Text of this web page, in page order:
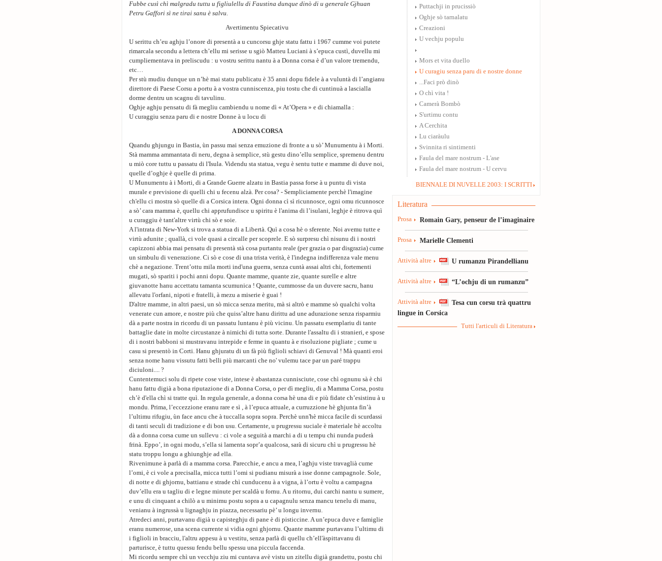
Fubbe cusì chì malgradu tuttu u figliulellu di Faustina dunque dinò di u generale Gjhuan
Petru Gaffori sì ne tirai sanu è salvu.
Avertimentu Spiecativu
U serittu ch’eu aghju l’onore di presentà a u cuncorsu ghje statu fattu i 1967 cumme voi putete
rimarcala secondu a lettera ch’ellu mi serisse u sgiò Matteu Luciani à s’epuca custì, duvellu mi
cumpliementava in preliscudu : u vostru serittu nantu à a Donna corsa è d’un valore tremendu,
etc…
Per stù mudiu dunque un n’hè mai statu publicatu è 35 anni dopu fidele à a vuluntà di l’angianu
direttore di Paese Corsu a portu à a vostra cunniscenza, piu tostu che di cuntinuà a lascialla
dorme dentru un scagnu di tavulinu.
Oghje aghju pensatu di fà megliu cambiendu u nome dì « At’Opera » e di chiamalla :
U curaggiu senza paru di e nostre Donne à u locu di
A DONNA CORSA
Quandu ghjungu in Bastia, ùn passu mai senza emuzione di fronte a u sò’ Munumentu à i Morti.
Stà mamma ammantata di neru, degna à semplice, stù gestu dino’ellu semplice, spremenu dentru
u miò core tuttu u passatu di l'Isula. Videndu sta statua, vegu è sentu tutte e mamme di duve noi,
quelle d’oghje è quelle di prima.
U Munumentu à i Morti, di a Grande Guerre alzatu in Bastia passa forse à u puntu di vista
murale e previsione di quelli chi u fecenu alzà. Per cosa? - Sempliciamente perchè l'imagine
ch'ellu ci mostra sò quelle di a Corsica intera. Ogni donna cì sì ricunnosce, ogni omu ricunnosce
a sò’ cara mamma è, quellu chi apprufundisce u spiritu è l'anima di l’isulani, leghje è ritrova quì
u curaggiu è tant'altre virtù chi sò e soie.
A l'intrata di New-York si trova a statua di a Libertà. Quì a cosa hè o sferente. Noi avemu tutte e
virtù adunite ; quallà, ci vole quasi a circalle per scoprele. E sò surpresu chì nisunu di i nostri
capizzoni abbia mai pensatu di presentà stà cosa purtantu reale (per grazia o par disgrazia) cume
un simbulu di venerazione. Ci sò e cose di una trista verità, è l'indegna indifferenza vale menu
chè a negazione. Trent’ottu mila morti ind'una guerra, senza cuntà assai altri chi, fortementi
mugati, sò spariti i pochi anni dopu. Quante mamme, quante zie, quante surelle e altre
giuvanotte hanu accettatu tamanta scumunica ! Quante, cummosse da un duvere sacru, hanu
allevatu l'orfani, nipoti e fratelli, à mezu a miserie è guai !
D'altre mamme, in altri paesi, un sò micca senza meritu, mà si altrò e mamme sò qualchi volta
venerate cun amore, e nostre più che quiss’altre hanu dirittu ad une adurazione senza risparmiu
dà a parte nostra in ricordu di un passatu luntanu è più vicinu. Un passatu esemplariu di tante
battaglie date in molte circustanze à nimichi di tutta sorte. Durante l'assaltu di i stranieri, e spose
di i nostri babboni si mustravanu intrepide e ferme in quantu à e risoluzione pigliate ; cume u
casu si presentò in Corti. Hanu ghjuratu di un fà più figlioli schiavi di Genuval ! Mà quanti eroi
senza nome hanu vissutu fatti belli più marcanti che no' vulemu tace par un paré trappu
diciuloni.... ?
Cuntentemuci solu di ripete cose viste, intese è abastanza cunnisciute, cose chì ognunu sà è chi
hanu fattu digià a bona riputazione di a Donna Corsa, o per dì megliu, di a Mamma Corsa, postu
ch’è d'ella chì si tratte quì. In regula generale, a donna corsa hè una di e più fidate ch’esistinu à u
mondu. Prima, l’eccezzione eranu rare e sì , à l’epuca attuale, a curruzzione hè ghjunta fin’à
l’ultimu rifugiu, ùn face ancu che à tuccalla sopra sopra. Perchè unn'hè micca facile di scurdassi
di tanti seculi di tradizione e di bon usu. Certamente, u prugressu suciale è materiale hè accoltu
dà a donna corsa cume un sullevu : ci vole a seguità a marchi a di u tempu chi nunda puderà
frinà. Eppo’, in ogni modu, s’ella si lamenta sopr’a qualcosa, sarà di sicuru chì u prugressu hè
statu troppu longu a ghiunghje ad ella.
Rivenimune à parlà di a mamma corsa. Parecchie, e ancu a mea, l’aghju viste travaglià cume
l’omi, è ci vole a precisalla, micca tutti l’omi si pudianu misurà a isse donne campagnole. Sole,
di notte e di ghjornu, battianu e strade chì cunducenu à a vigna, à l’ortu è voltu a campagna
duv’ellu era u tagliu di e legne minute per scaldà u fornu. A u ritornu, dui carchi nantu u sumere,
e unu di cinquant a chilò a u minimu postu sopra a u capagnulu senza mancu tenelu di manu,
venianu à ingrussà u lignaghju in piazza, necessariu pè’ u longu invernu.
Atredeci anni, purtavanu digià u capisteghju di pane è di pisticcine. A un’epuca duve e famiglie
eranu numerose, una scena currente si vidia ogni ghjornu. Quante mamme purtavanu l’ultimu di
i figlioli in bracciu, l'altru appesu à u vestitu, senza parlà di quellu ch’ell'àspittavanu di
parturisce, è tuttu quessu fendu bellu spessu una piccula faccenda.
Mi ricordu sempre chì un vecchju ziu mi cuntava avè vistu un zitellu digià grandettu, postu chi
Puttachji in prucissiò
Oghje sò tarnalatu
Creazioni
U vechju populu
Mors et vita duello
U curagiu senza paru di e nostre donne
...Faci prò dinò
O chì vita !
Camerà Bombò
S'urtimu contu
A Cerchita
Lu ciaràulu
Svinnita ri sintimenti
Faula del mare nostrum - L'ase
Faula del mare nostrum - U cervu
BIENNALE DI NUVELLE 2003: I SCRITTI
Literatura
Prosa Romain Gary, penseur de l’imaginaire
Prosa Marielle Clementi
Attività altre U rumanzu Pirandellianu
Attività altre “L’ochju di un rumanzu”
Attività altre
Tesa cun corsu trà quattru
lingue in Corsica
Tutti l'articuli di Literatura